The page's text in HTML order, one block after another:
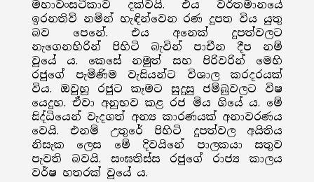
මහාවංසටීකාව දක්වයි. එය වර්තමානයේ
ඉරනතිව් නමින් හැඳින්වෙන රණ දූපත විය යුතු
බව පෙනේ. එය අනෙක් දූපත්වලට
නැගෙනහිරින් පිහිටි බැවින් පාචීන දීප නම්
වූයේ ය. කෙසේ නමුත් සහ පිරිවරින් මෙහි
රජුගේ පැමිණිම වැසියන්ට විශාල කරදරයක්
විය. ඔවුහු රජුට කෑමට සුදුසු ජම්බුවලට විෂ
යෙදූහ. ඒවා අනුභව කළ රජ මිය ගියේ ය. මේ
සිද්ධියෙන් වැදගත් අන්‍ය කාරණයක් අනාවරණය
වෙයි. එනම් උතුරේ පිහිටි දූපත්වල අයිතිය
නිසැක ලෙස මේ දිවයිනේ පාලකයා සතුව
පැවති බවයි. සංඝතිස්ස රජුගේ රාජ්‍ය කාලය
වර්ෂ හතරක් වූයේ ය.